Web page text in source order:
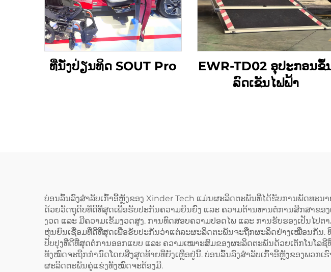
ທີ່ນັ່ງປ່ຽນທິດ SOUT Pro
EWR-TD02 ອຸປະກອນຂຶ້
ລົດເຂັນໄຟຟ້າ
ບ່ອນລົ້ນລົງສຳລັບເກົ້າອີ້ຫຼັງຂອງ Xinder Tech ແມ່ນຜະລິດຕະພັນທີ່ໄດ້ຮັບການພັດທະນ
ດ້ວຍວັດຖຸດິບທີ່ດີທີ່ສຸດເພື່ອຮັບປະກັນຄວາມຍືນຍົງ ແລະ ຄວາມຕ້ານທານຕໍ່ການສຶກສາຂ
ງວດ ແລະ ມີຄວາມເຂັ້ມງວດສູງ. ການທົດສອບຄວາມປອດໄພ ແລະ ການຮັບຮອງເປັນໄປ
ຫຸ່ນຍົນເຊື່ອມທີ່ດີທີ່ສຸດເພື່ອຮັບປະກັນວ່າແຕ່ລະຜະລິດຕະພັນຈະຖືກຜະລິດຢ່າງເໝືອນກັນ.
ປັບປຸງທີ່ດີທີ່ສຸດຕໍ່ການອອກແບບ ແລະ ຄວາມເໝາະສົມຂອງຜະລິດຕະພັນດ້ວຍເຕັກໂນໂລ
ທັງໝົດຈະຖືກກຳນົດໂດຍສິ່ງສຸດທ້າຍທີ່ຍັງເຫຼືອຢູ່ນີ້. ບ່ອນລົ້ນລົງສຳລັບເກົ້າອີ້ຫຼັງຂອງພວກເ
ຜະລິດຕະພັນຄູ່ແຂ່ງທັງໝົດຈະຕ້ອງມີ.